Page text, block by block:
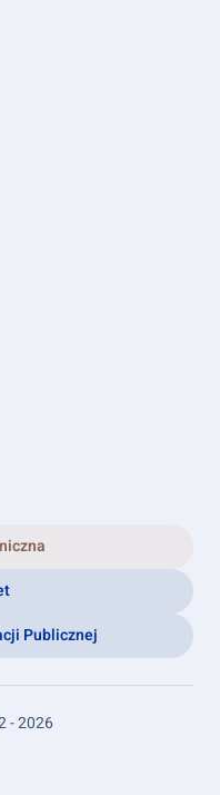
Publicznej
- 2026